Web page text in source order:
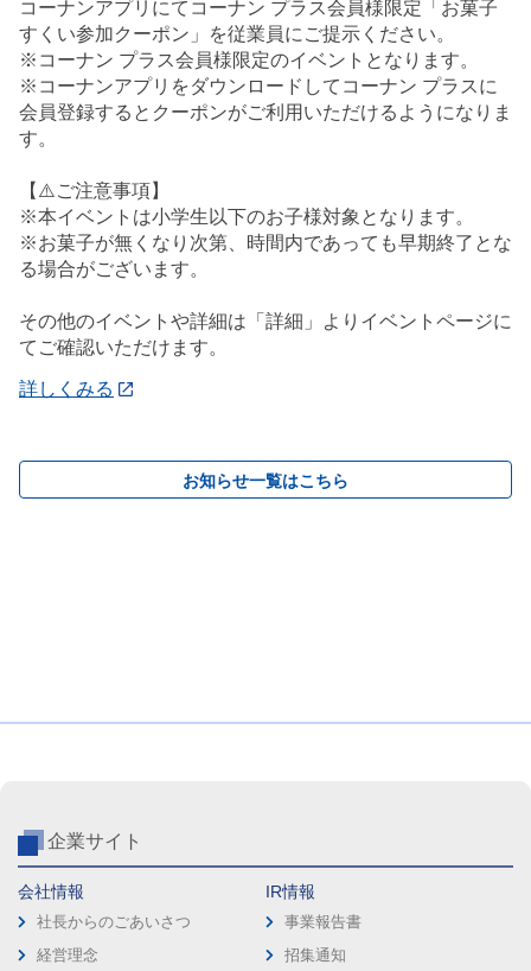
コーナンアプリにてコーナン プラス会員様限定「お菓子
すくい参加クーポン」を従業員にご提示ください。
※コーナン プラス会員様限定のイベントとなります。
※コーナンアプリをダウンロードしてコーナン プラスに
会員登録するとクーポンがご利用いただけるようになりま
す。
【⚠️ご注意事項】
※本イベントは小学生以下のお子様対象となります。
※お菓子が無くなり次第、時間内であっても早期終了とな
る場合がございます。
その他のイベントや詳細は「詳細」よりイベントページに
てご確認いただけます。
詳しくみる
お知らせ一覧はこちら
企業サイト
会社情報
社長からのごあいさつ
経営理念
IR情報
事業報告書
招集通知